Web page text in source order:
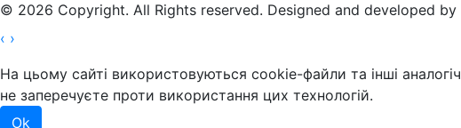
© 2026 Copyright. All Rights reserved. Designed and developed by
‹ ›
На цьому сайті використовуються cookie-файли та інші
не заперечуєте проти використання цих технологій.
Ok